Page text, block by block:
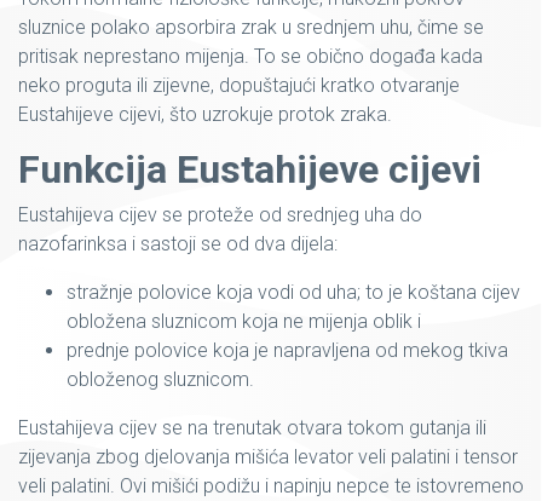
sluznice polako apsorbira zrak u srednjem uhu, čime se
pritisak neprestano mijenja. To se obično događa kada
neko proguta ili zijevne, dopuštajući kratko otvaranje
Eustahijeve cijevi, što uzrokuje protok zraka.
Funkcija Eustahijeve cijevi
Eustahijeva cijev se proteže od srednjeg uha do
nazofarinksa i sastoji se od dva dijela:
stražnje polovice koja vodi od uha; to je koštana cijev
obložena sluznicom koja ne mijenja oblik i
prednje polovice koja je napravljena od mekog tkiva
obloženog sluznicom.
Eustahijeva cijev se na trenutak otvara tokom gutanja ili
zijevanja zbog djelovanja mišića levator veli palatini i tensor
veli palatini. Ovi mišići podižu i napinju nepce te istovremeno